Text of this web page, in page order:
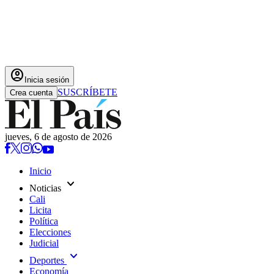
account_circle Inicia sesión
Crea cuenta SUSCRÍBETE
jueves, 6 de agosto de 2026
Inicio
Noticias expand_more
Cali
Licita
Política
Elecciones
Judicial
Deportes expand_more
Economía